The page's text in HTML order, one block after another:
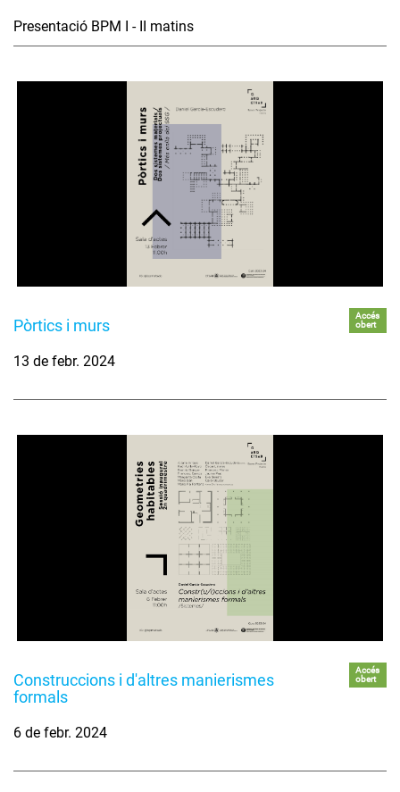
Presentació BPM I - II matins
Pòrtics i murs
Accés
obert
13 de febr. 2024
Construccions i d'altres manierismes
formals
Accés
obert
6 de febr. 2024